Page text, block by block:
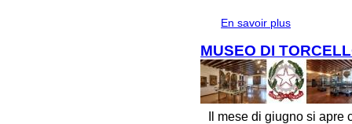
En savoir plus
MUSEO DI
Il mese di giugno si apre